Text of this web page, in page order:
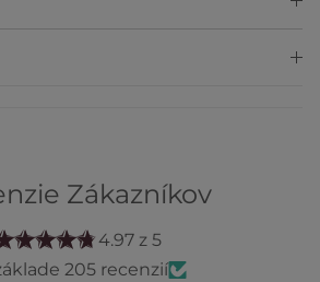
Zákazníkov
4.97 z 5
205 recenzií